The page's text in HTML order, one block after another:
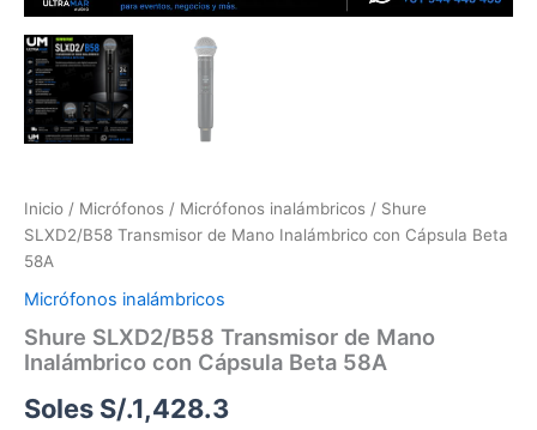
Inicio / Micrófonos / Micrófonos inalámbricos / Shure
SLXD2/B58 Transmisor de Mano Inalámbrico con Cápsula Beta
58A
Micrófonos inalámbricos
Shure SLXD2/B58 Transmisor de Mano
Inalámbrico con Cápsula Beta 58A
Soles S/.1,428.3